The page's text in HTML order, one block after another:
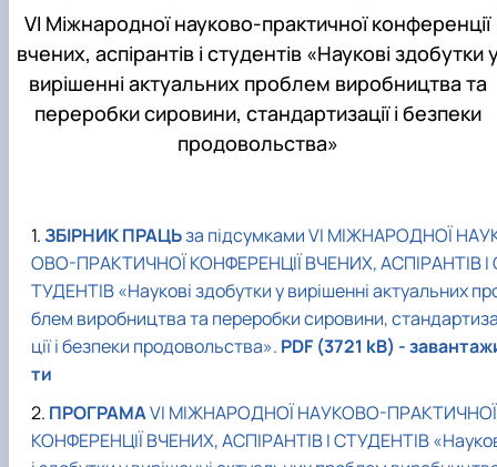
VІ Міжнародної науково-практичної конференції
вчених, аспірантів і студентів «Наукові здобутки
вирішенні актуальних проблем виробництва та
переробки сировини, стандартизації і безпеки
продовольства»
ЗБІРНИК ПРАЦЬза підсумками VІ МІЖНАРОДНОЇ
ОВО-ПРАКТИЧНОЇ КОНФЕРЕНЦІЇ ВЧЕНИХ, АСПІРАНТІВ І
ТУДЕНТІВ «Наукові здобутки у вирішенні актуальних
блем виробництва та переробки сировини,
ції і безпеки продовольства». PDF (3721 kB) -
ти
ПРОГРАМАVІ МІЖНАРОДНОЇ НАУКОВО-ПРАКТИЧНОЇ
КОНФЕРЕНЦІЇ ВЧЕНИХ, АСПІРАНТІВ І СТУДЕНТІВ